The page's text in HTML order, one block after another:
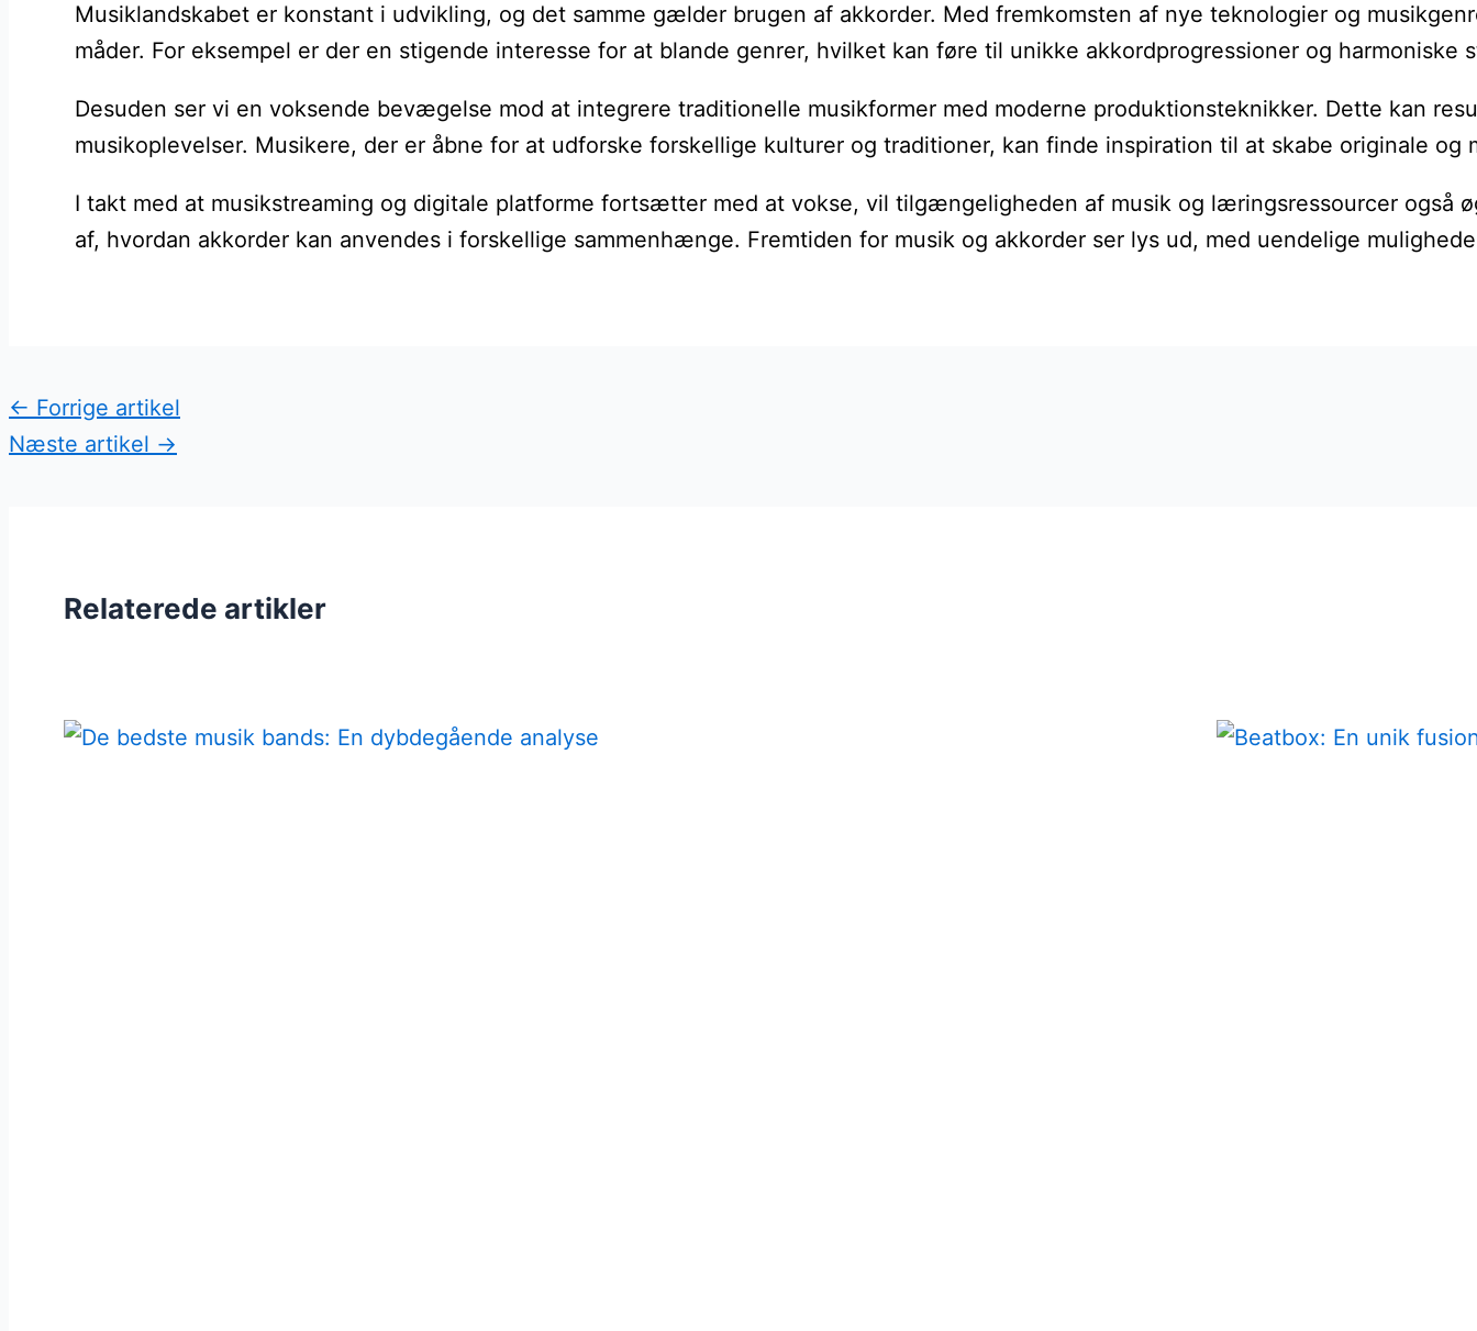
Musiklandskabet er konstant i udvikling, og det samme gælder brugen af akkorder. Med fremkomsten af nye teknologier og
måder. For eksempel er der en stigende interesse for at blande genrer, hvilket kan føre til unikke akkordprogressioner og harmoniske
Desuden ser vi en voksende bevægelse mod at integrere traditionelle musikformer med moderne produktionsteknikker. Dette kan
musikoplevelser. Musikere, der er åbne for at udforske forskellige kulturer og traditioner, kan finde inspiration til at skabe originale
I takt med at musikstreaming og digitale platforme fortsætter med at vokse, vil tilgængeligheden af musik og læringsressourcer også
af, hvordan akkorder kan anvendes i forskellige sammenhænge. Fremtiden for musik og akkorder ser lys ud, med uendelige
← Forrige artikel
Næste artikel →
Relaterede artikler